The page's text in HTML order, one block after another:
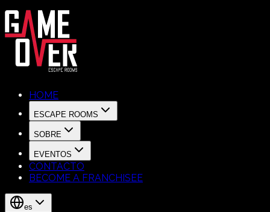
HOME
ESCAPE ROOMS
SOBRE
EVENTOS
CONTACTO
BECOME A FRANCHISEE
es